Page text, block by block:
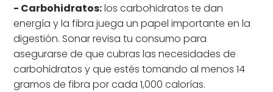
- Carbohidratos:los carbohidratos te dan
energía y la fibra juega un papel importante en la
digestión. Sonar revisa tu consumo para
asegurarse de que cubras las necesidades de
carbohidratos y que estés tomando al menos 14
gramos de fibra por cada 1,000 calorías.